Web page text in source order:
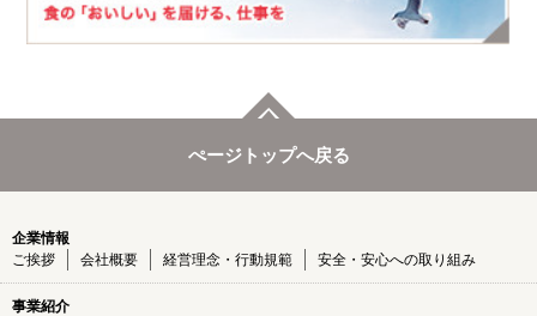
ぺージトップへ戻る
企業情報
ご挨拶
会社概要 経営理念・行動規範 安全・安心への取り組み
事業紹介